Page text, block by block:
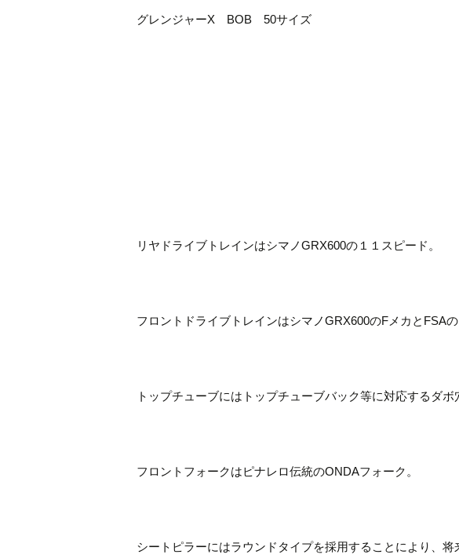
グレンジャーX BOB 50サイズ
リヤドライブトレインはシマノGRX600の１１スピード。
フロントドライブトレインはシマノGRX600のFメカとFSAの
トップチューブにはトップチューブバック等に対応するダボ
フロントフォークはピナレロ伝統のONDAフォーク。
シートピラーにはラウンドタイプを採用することにより、